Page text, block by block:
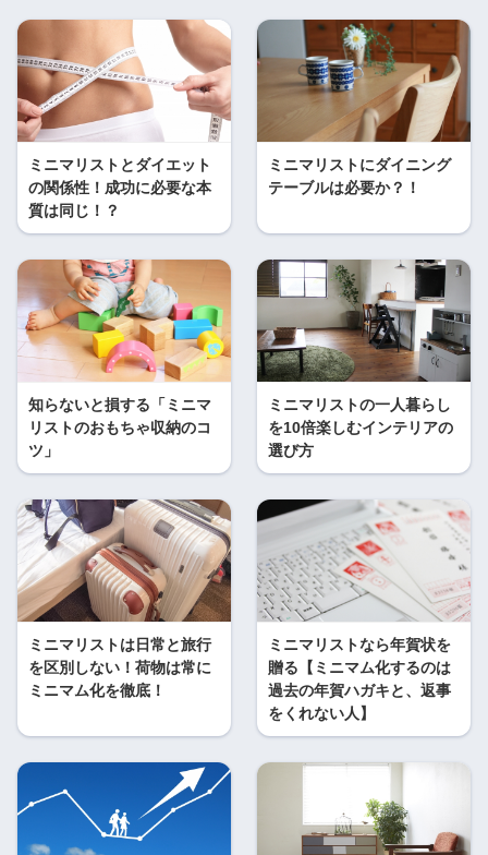
ミニマリストとダイエット
の関係性！成功に必要な本
質は同じ！？
ミニマリストにダイニング
テーブルは必要か？！
知らないと損する「ミニマ
リストのおもちゃ収納のコ
ツ」
ミニマリストの一人暮らし
を10倍楽しむインテリアの
選び方
ミニマリストは日常と旅行
を区別しない！荷物は常に
ミニマム化を徹底！
ミニマリストなら年賀状を
贈る【ミニマム化するのは
過去の年賀ハガキと、返事
をくれない人】